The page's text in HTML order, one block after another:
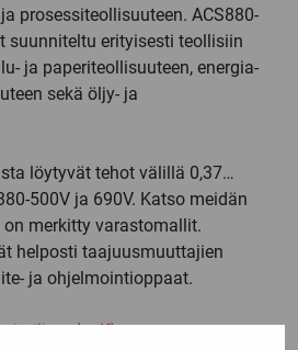
prosessiteollisuuteen. ACS880-
suunniteltu erityisesti teollisiin
ja paperiteollisuuteen, energia-
sekä öljy- ja
löytyvät tehot välillä 0,37…
500V ja 690V. Katso meidän
on merkitty varastomallit.
helposti taajuusmuuttajien
ja ohjelmointioppaat.
(.pdf)